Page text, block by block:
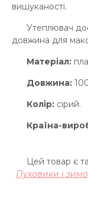
вишуканості.
Утеплювач
довжина для
Матеріал:
Довжина:
Колір: сірий.
Країна-
Цей товар є
Пуховики і